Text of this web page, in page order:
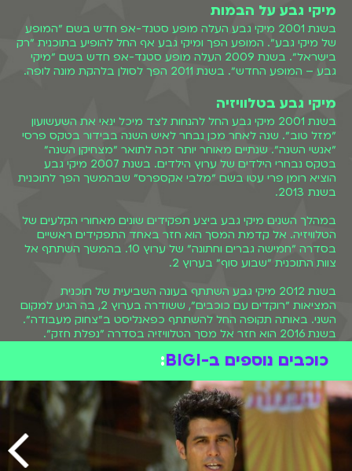
מיקי גבע על הבמות
בשנת 2001 מיקי גבע העלה מופע סטנד-אפ חדש בשם ״המופע
של מיקי גבע״. המופע הפך ומיקי גבע אף החל להופיע בתוכנית ״רק
בישראל״. בשנת 2009 העלה מופע סטנד-אפ חדש בשם ״מיקי
גבע – המופע החדש״. בשנת 2011 הפך לסולן בלהקת מונה לופה.
מיקי גבע בטלוויזיה
בשנת 2001 מיקי גבע החל להנחות לצד מיכל ינאי את השעשועון
״מזל טוב״. שנה לאחר מכן נבחר לאיש השנה בבידור בטקס פרסי
״אנשי השנה״. שנתיים מאוחר יותר זכה לתואר ״מצחיקן השנה״
בטקס נבחרי הילדים של ערוץ הילדים. בשנת 2007 מיקי גבע
הוציא רומן פרי עטו בשם ״מלבי אקספרס״ שבהמשך הפך לתוכנית
בשנת 2013.
במהלך השנים מיקי גבע ביצע תפקידים שונים מאחורי הקלעים של
הטלוויזיה. אל קדמת המסך הוא חזר באחד התפקידים ראשיים
בסדרה ״חמישה גברים וחתונה״ של ערוץ 10. בהמשך השתתף אל
צוות התוכנית ״שבוע סוף״ בערוץ 2.
בשנת 2012 מיקי גבע השתתף בעונה השביעית של תוכנית
המציאות ״רוקדים עם כוכבים״, ששודרה בערוץ 2, בה הגיע למקום
השני. באותה תקופה החל להשתתף כפאנליסט ב״צחוק מעבודה״.
בשנת 2016 הוא חזר אל מסך הטלוויזיה בסדרה ״נפלת חזק״.
כוכבים נוספים ב-BIGI :